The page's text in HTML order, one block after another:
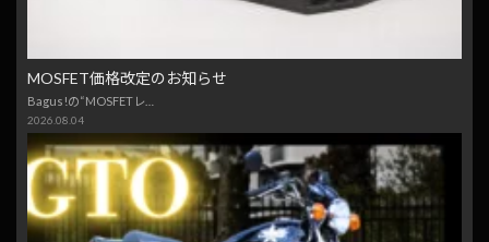
MOSFET価格改定のお知らせ
Bagus!の“MOSFETレ…
2026.08.04